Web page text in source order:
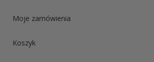
Moje zamówienia
Koszyk